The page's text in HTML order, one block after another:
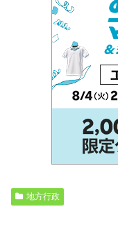
地方行政